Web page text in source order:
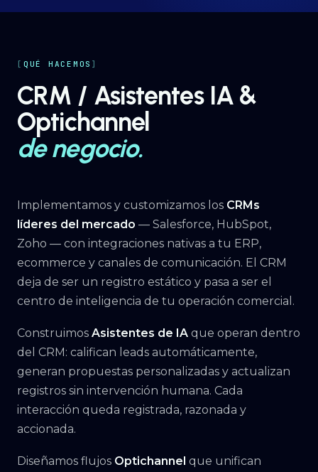
QUÉ HACEMOS
CRM / Asistentes IA &
Optichannel
de negocio.
Implementamos y customizamos los CRMs
líderes del mercado — Salesforce, HubSpot,
Zoho — con integraciones nativas a tu ERP,
ecommerce y canales de comunicación. El CRM
deja de ser un registro estático y pasa a ser el
centro de inteligencia de tu operación comercial.
Construimos Asistentes de IA que operan dentro
del CRM: califican leads automáticamente,
generan propuestas personalizadas y actualizan
registros sin intervención humana. Cada
interacción queda registrada, razonada y
accionada.
Diseñamos flujos Optichannel que unifican